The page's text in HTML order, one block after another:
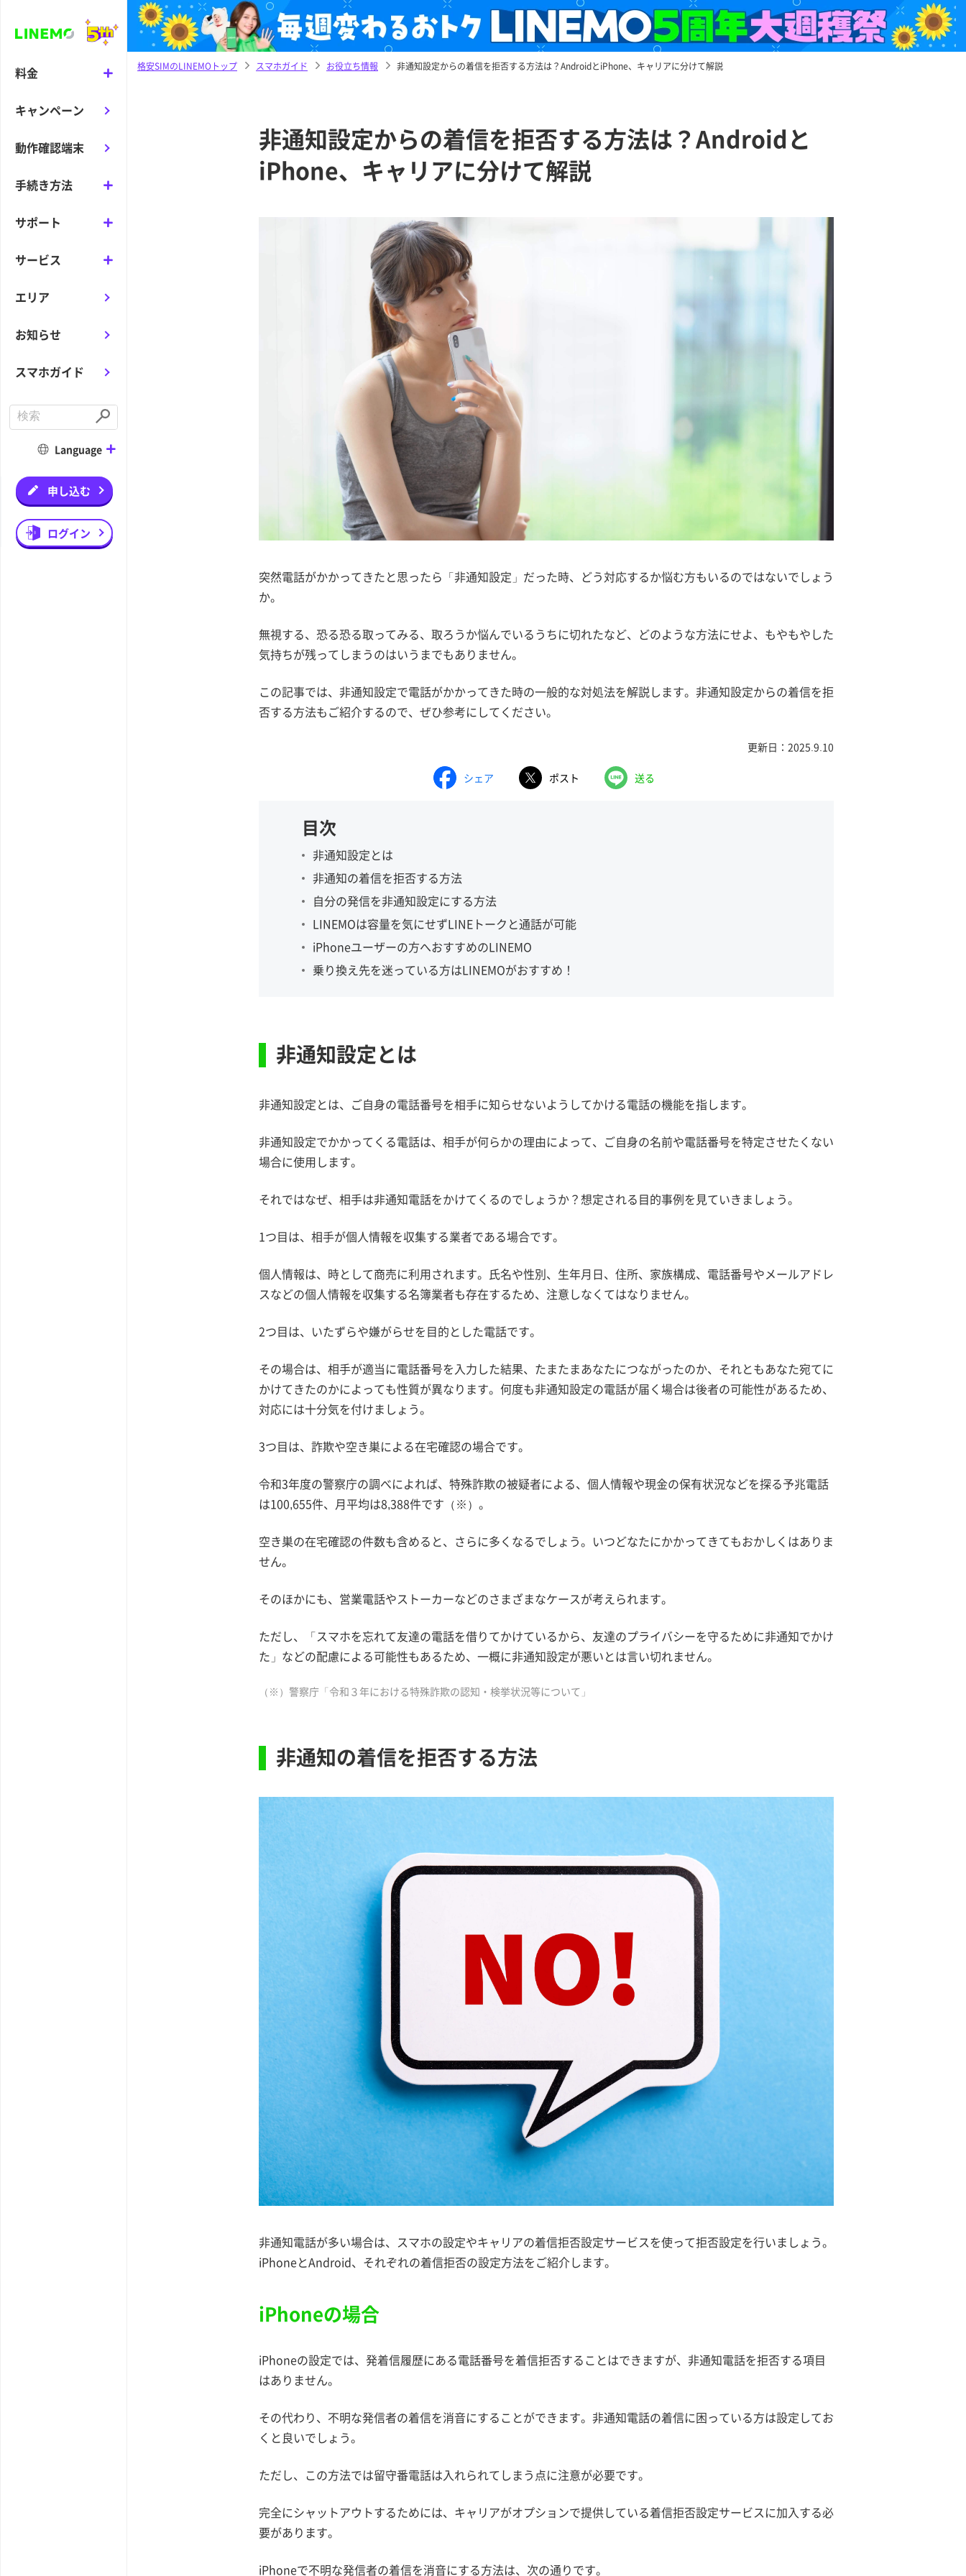
料金
キャンペーン
動作確認端末
手続き方法
サポート
サービス
エリア
お知らせ
スマホガイド
n
S
u
m
t
Language
申し込む
ログイン
格安SIMのLINEMOトップ スマホガイド お役立ち情報 非通知設定からの着信を拒否する方法は？AndroidとiPhone、キャリアに分けて解説
非通知設定からの着信を拒否する方法は？Androidと
iPhone、キャリアに分けて解説
突然電話がかかってきたと思ったら「非通知設定」だった時、どう対応するか悩む方もいるのではないでしょう
か。
無視する、恐る恐る取ってみる、取ろうか悩んでいるうちに切れたなど、どのような方法にせよ、もやもやした
気持ちが残ってしまうのはいうまでもありません。
この記事では、非通知設定で電話がかかってきた時の一般的な対処法を解説します。非通知設定からの着信を拒
否する方法もご紹介するので、ぜひ参考にしてください。
更新日：2025.9.10
シェア ポスト 送る
目次
非通知設定とは
非通知の着信を拒否する方法
自分の発信を非通知設定にする方法
LINEMOは容量を気にせずLINEトークと通話が可能
iPhoneユーザーの方へおすすめのLINEMO
乗り換え先を迷っている方はLINEMOがおすすめ！
非通知設定とは
非通知設定とは、ご自身の電話番号を相手に知らせないようしてかける電話の機能を指します。
非通知設定でかかってくる電話は、相手が何らかの理由によって、ご自身の名前や電話番号を特定させたくない
場合に使用します。
それではなぜ、相手は非通知電話をかけてくるのでしょうか？想定される目的事例を見ていきましょう。
1つ目は、相手が個人情報を収集する業者である場合です。
個人情報は、時として商売に利用されます。氏名や性別、生年月日、住所、家族構成、電話番号やメールアドレ
スなどの個人情報を収集する名簿業者も存在するため、注意しなくてはなりません。
2つ目は、いたずらや嫌がらせを目的とした電話です。
その場合は、相手が適当に電話番号を入力した結果、たまたまあなたにつながったのか、それともあなた宛てに
かけてきたのかによっても性質が異なります。何度も非通知設定の電話が届く場合は後者の可能性があるため、
対応には十分気を付けましょう。
3つ目は、詐欺や空き巣による在宅確認の場合です。
令和3年度の警察庁の調べによれば、特殊詐欺の被疑者による、個人情報や現金の保有状況などを探る予兆電話
は100,655件、月平均は8,388件です（※）。
空き巣の在宅確認の件数も含めると、さらに多くなるでしょう。いつどなたにかかってきてもおかしくはありま
せん。
そのほかにも、営業電話やストーカーなどのさまざまなケースが考えられます。
ただし、「スマホを忘れて友達の電話を借りてかけているから、友達のプライバシーを守るために非通知でかけ
た」などの配慮による可能性もあるため、一概に非通知設定が悪いとは言い切れません。
（※）警察庁「令和３年における特殊詐欺の認知・検挙状況等について」
非通知の着信を拒否する方法
非通知電話が多い場合は、スマホの設定やキャリアの着信拒否設定サービスを使って拒否設定を行いましょう。
iPhoneとAndroid、それぞれの着信拒否の設定方法をご紹介します。
iPhoneの場合
iPhoneの設定では、発着信履歴にある電話番号を着信拒否することはできますが、非通知電話を拒否する項目
はありません。
その代わり、不明な発信者の着信を消音にすることができます。非通知電話の着信に困っている方は設定してお
くと良いでしょう。
ただし、この方法では留守番電話は入れられてしまう点に注意が必要です。
完全にシャットアウトするためには、キャリアがオプションで提供している着信拒否設定サービスに加入する必
要があります。
iPhoneで不明な発信者の着信を消音にする方法は、次の通りです。